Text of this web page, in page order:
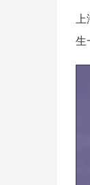
生